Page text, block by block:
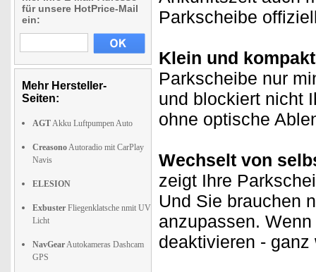
für unsere HotPrice-Mail
ein:
Mehr Hersteller-
Seiten:
AGTAkku Luftpumpen Auto
CreasonoAutoradio mit CarPlay
Navis
ELESION
Exbuster Fliegenklatsche nmit UV
Licht
NavGearAutokameras Dashcam
GPS
Parkscheibe
Klein und
Parkscheibe nur
und blockiert nicht
ohne optische
Wechselt von
zeigt Ihre
Und Sie brauchen
anzupassen.
deaktivieren -